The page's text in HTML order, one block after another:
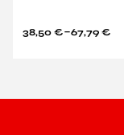
38,50 €–67,79 €